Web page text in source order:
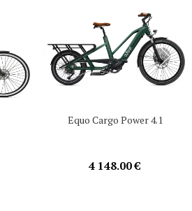
Equo Cargo Power 4.1
4 148.00 €